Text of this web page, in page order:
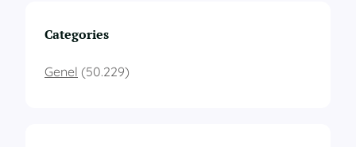
Categories
Genel (50.229)